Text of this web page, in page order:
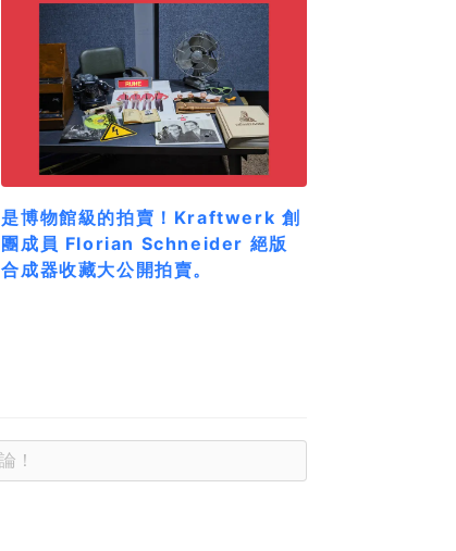
是博物館級的拍賣！Kraftwerk 創
團成員 Florian Schneider 絕版
合成器收藏大公開拍賣。